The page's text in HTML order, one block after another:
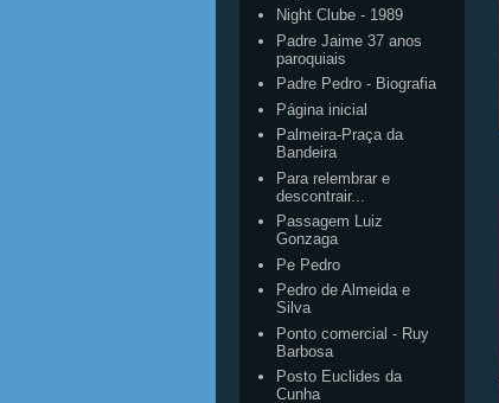
Night Clube - 1989
Padre Jaime 37 anos
paroquiais
Padre Pedro - Biografia
Página inicial
Palmeira-Praça da
Bandeira
Para relembrar e
descontrair...
Passagem Luiz
Gonzaga
Pe Pedro
Pedro de Almeida e
Silva
Ponto comercial - Ruy
Barbosa
Posto Euclides da
Cunha